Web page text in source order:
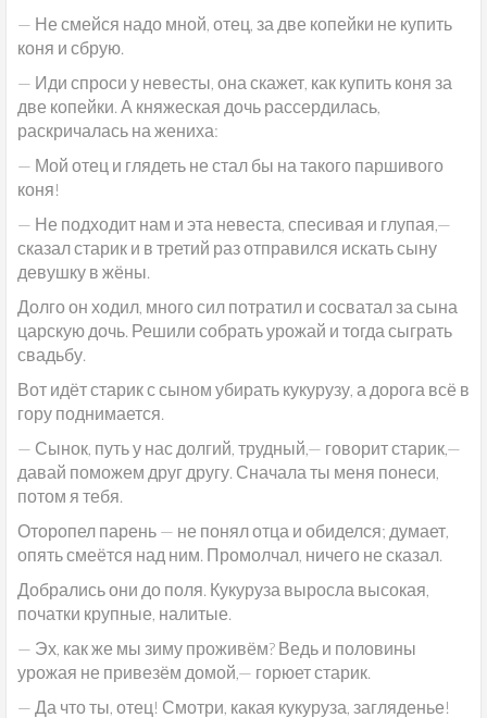
— Не смейся надо мной, отец, за две копейки не купить
коня и сбрую.
— Иди спроси у невесты, она скажет, как купить коня за
две копейки. А княжеская дочь рассердилась,
раскричалась на жениха:
— Мой отец и глядеть не стал бы на такого паршивого
коня!
— Не подходит нам и эта невеста, спесивая и глупая,—
сказал старик и в третий раз отправился искать сыну
девушку в жёны.
Долго он ходил, много сил потратил и сосватал за сына
царскую дочь. Решили собрать урожай и тогда сыграть
свадьбу.
Вот идёт старик с сыном убирать кукурузу, а дорога всё в
гору поднимается.
— Сынок, путь у нас долгий, трудный,— говорит старик,—
давай поможем друг другу. Сначала ты меня понеси,
потом я тебя.
Оторопел парень — не понял отца и обиделся; думает,
опять смеётся над ним. Промолчал, ничего не сказал.
Добрались они до поля. Кукуруза выросла высокая,
початки крупные, налитые.
— Эх, как же мы зиму проживём? Ведь и половины
урожая не привезём домой,— горюет старик.
— Да что ты, отец! Смотри, какая кукуруза, загляденье!